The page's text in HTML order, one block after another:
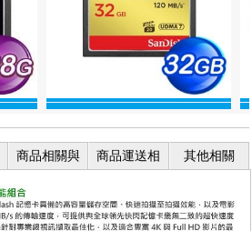
商品相關與
商品運送相
其他相關